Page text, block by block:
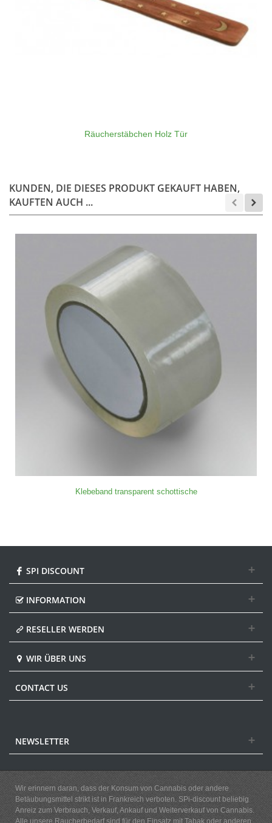
Räucherstäbchen Holz Tür
KUNDEN, DIE DIESES PRODUKT GEKAUFT HABEN,
KAUFTEN AUCH ...
Klebeband transparent schottische
SPI DISCOUNT
INFORMATION
RESELLER WERDEN
WIR ÜBER UNS
CONTACT US
NEWSLETTER
Wir erinnern daran, dass der Konsum von Cannabis oder andere
Betäubungsmittel strikt ist in Frankreich verboten. SPi-discount beliebig
Anreiz zum Verbrauch, Verkauf, Ankauf und Weiterverkauf von Cannabis.
Alle unsere Raucherbedarf sind für den Einsatz mit Tabak oder anderen